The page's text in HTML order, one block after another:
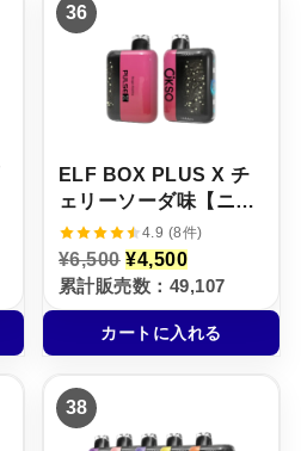
0
0
で
し
た
。
5
0
0
で
す
。
36
ELF BOX PLUS X チ
ェリーソーダ味【ニコ
パフ】5%4.9 (8件)
¥6,500 元
の
価
格
は
¥
0
¥4,500現
在
の
価
格
は
5
累計販売数：49,107
カートに入れる
38